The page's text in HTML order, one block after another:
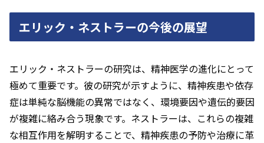
エリック・ネストラーの今後の展望
エリック・ネストラーの研究は、精神医学の進化にとって
極めて重要です。彼の研究が示すように、精神疾患や依存
症は単純な脳機能の異常ではなく、環境要因や遺伝的要因
が複雑に絡み合う現象です。ネストラーは、これらの複雑
な相互作用を解明することで、精神疾患の予防や治療に革